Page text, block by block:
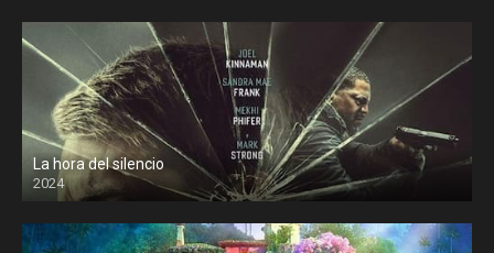
La hora del silencio
2024